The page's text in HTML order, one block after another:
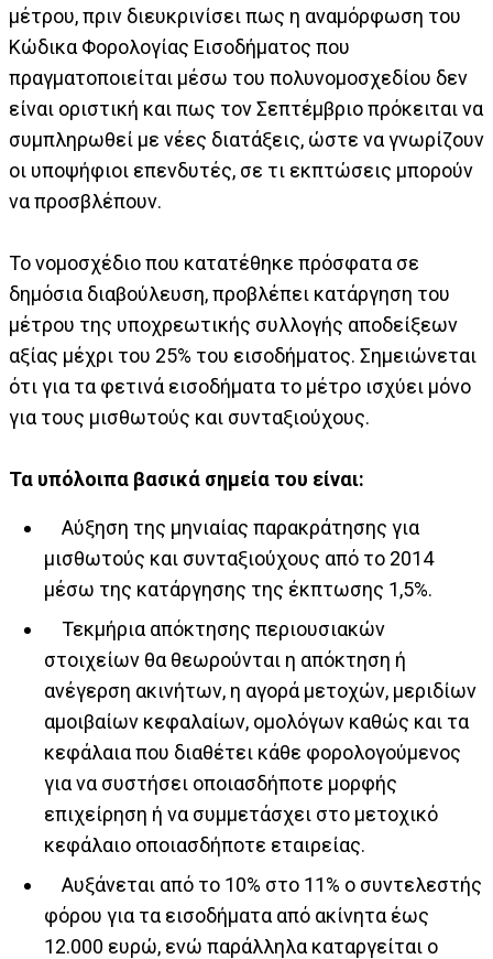
μέτρου, πριν διευκρινίσει πως η αναμόρφωση του
Κώδικα Φορολογίας Εισοδήματος που
πραγματοποιείται μέσω του πολυνομοσχεδίου δεν
είναι οριστική και πως τον Σεπτέμβριο πρόκειται να
συμπληρωθεί με νέες διατάξεις, ώστε να γνωρίζουν
οι υποψήφιοι επενδυτές, σε τι εκπτώσεις μπορούν
να προσβλέπουν.
Το νομοσχέδιο που κατατέθηκε πρόσφατα σε
δημόσια διαβούλευση, προβλέπει κατάργηση του
μέτρου της υποχρεωτικής συλλογής αποδείξεων
αξίας μέχρι του 25% του εισοδήματος. Σημειώνεται
ότι για τα φετινά εισοδήματα το μέτρο ισχύει μόνο
για τους μισθωτούς και συνταξιούχους.
Τα υπόλοιπα βασικά σημεία του είναι:
Αύξηση της μηνιαίας παρακράτησης για
μισθωτούς και συνταξιούχους από το 2014
μέσω της κατάργησης της έκπτωσης 1,5%.
Τεκμήρια απόκτησης περιουσιακών
στοιχείων θα θεωρούνται η απόκτηση ή
ανέγερση ακινήτων, η αγορά μετοχών, μεριδίων
αμοιβαίων κεφαλαίων, ομολόγων καθώς και τα
κεφάλαια που διαθέτει κάθε φορολογούμενος
για να συστήσει οποιασδήποτε μορφής
επιχείρηση ή να συμμετάσχει στο μετοχικό
κεφάλαιο οποιασδήποτε εταιρείας.
Αυξάνεται από το 10% στο 11% ο συντελεστής
φόρου για τα εισοδήματα από ακίνητα έως
12.000 ευρώ, ενώ παράλληλα καταργείται ο